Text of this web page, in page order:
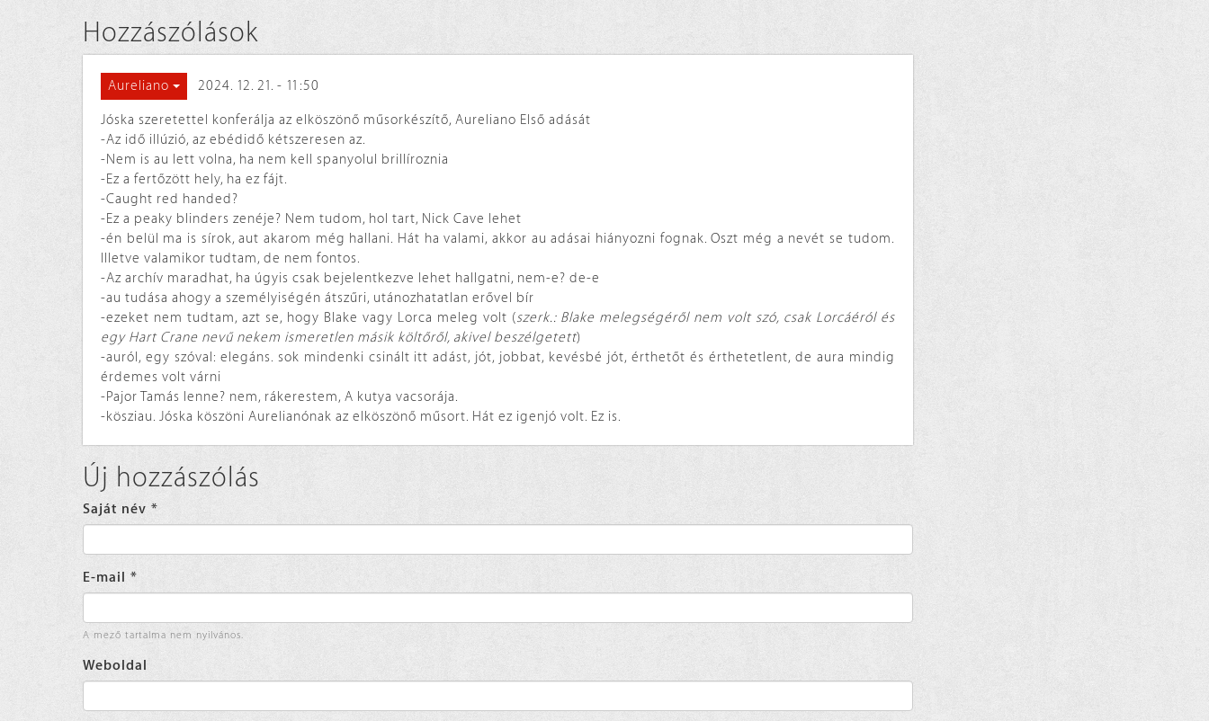
Hozzászólások
Aureliano 2024. 12. 21. - 11:50
Jóska szeretettel konferálja az elköszönő műsorkészítő, Aureliano Első adását
-Az idő illúzió, az ebédidő kétszeresen az.
-Nem is au lett volna, ha nem kell spanyolul brillíroznia
-Ez a fertőzött hely, ha ez fájt.
-Caught red handed?
-Ez a peaky blinders zenéje? Nem tudom, hol tart, Nick Cave lehet
-én belül ma is sírok, aut akarom még hallani. Hát ha valami, akkor au adásai hiányozni fognak. Oszt még a nevét se tudom.
Illetve valamikor tudtam, de nem fontos.
-Az archív maradhat, ha úgyis csak bejelentkezve lehet hallgatni, nem-e? de-e
-au tudása ahogy a személyiségén átszűri, utánozhatatlan erővel bír
-ezeket nem tudtam, azt se, hogy Blake vagy Lorca meleg volt (szerk.: Blake melegségéről nem volt szó, csak Lorcáéról és
egy Hart Crane nevű nekem ismeretlen másik költőről, akivel beszélgetett)
-auról, egy szóval: elegáns. sok mindenki csinált itt adást, jót, jobbat, kevésbé jót, érthetőt és érthetetlent, de aura mindig
érdemes volt várni
-Pajor Tamás lenne? nem, rákerestem, A kutya vacsorája.
-kösziau. Jóska köszöni Aurelianónak az elköszönő műsort. Hát ez igenjó volt. Ez is.
Új hozzászólás
Saját név *
E-mail *
A mező tartalma nem nyilvános.
Weboldal